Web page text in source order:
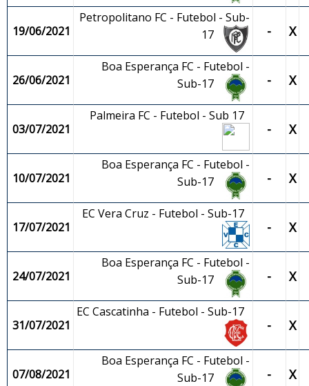
19/06/2021
Petropolitano FC - Futebol - Sub-
17
- X
26/06/2021
Boa Esperança FC - Futebol -
Sub-17
- X
03/07/2021
Palmeira FC - Futebol - Sub 17
- X
10/07/2021
Boa Esperança FC - Futebol -
Sub-17
- X
17/07/2021
EC Vera Cruz - Futebol - Sub-17
- X
24/07/2021
Boa Esperança FC - Futebol -
Sub-17
- X
31/07/2021
EC Cascatinha - Futebol - Sub-17
- X
07/08/2021
Boa Esperança FC - Futebol -
Sub-17
- X